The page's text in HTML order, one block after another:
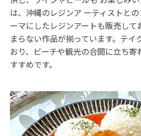
は、沖縄のレジンア ーティストと
ーマにしたレジンアートも販売して
まらない作品が揃っています。テイ
おり、ビーチや観光の合間に立ち寄
すすめです。